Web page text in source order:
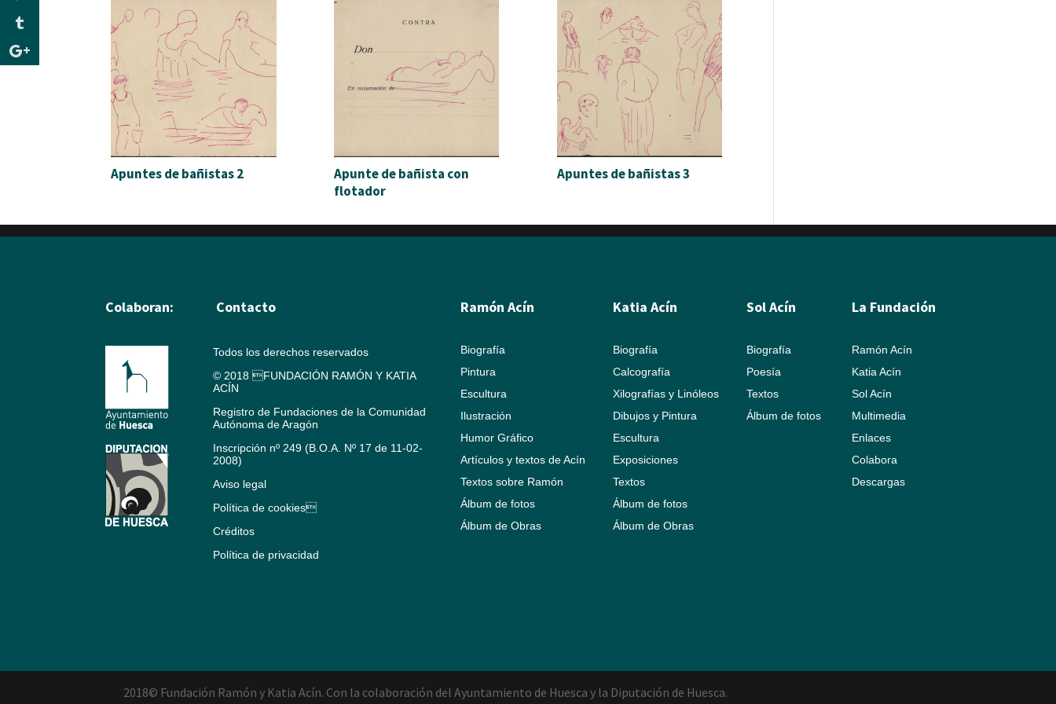
Apuntes de bañistas 2
Apunte de bañista con
flotador
Apuntes de bañistas 3
Colaboran: Contacto
Todos los derechos reservados
© 2018 FUNDACIÓN RAMÓN Y KATIA
ACÍN
Registro de Fundaciones de la Comunidad
Autónoma de Aragón
Inscripción nº 249 (B.O.A. Nº 17 de 11-02-
2008)
Aviso legal
Política de cookies
Créditos
Política de privacidad
Ramón Acín
Biografía
Pintura
Escultura
Ilustración
Humor Gráfico
Artículos y textos de Acín
Textos sobre Ramón
Álbum de fotos
Álbum de Obras
Katia Acín
Biografía
Calcografía
Xilografías y Linóleos
Dibujos y Pintura
Escultura
Exposiciones
Textos
Álbum de fotos
Álbum de Obras
Sol Acín
Biografía
Poesía
Textos
Álbum de fotos
La Fundación
Ramón Acín
Katia Acín
Sol Acín
Multimedia
Enlaces
Colabora
Descargas
2018© Fundación Ramón y Katia Acín. Con la colaboración del Ayuntamiento de Huesca y la Diputación de Huesca.